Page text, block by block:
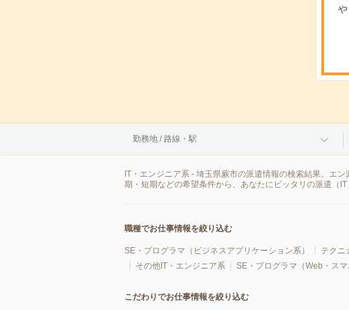
勤務地 / 路線・駅
IT・エンジニア系 - 埼玉県蕨市の派遣情報の検索結果。エ
期・短期などの希望条件から、あなたにピッタリの派遣（IT
職種でお仕事情報を絞り込む
SE・プログラマ（ビジネスアプリケーション系） テクニ
その他IT・エンジニア系
SE・プログラマ（Web・スマ
こだわりでお仕事情報を絞り込む